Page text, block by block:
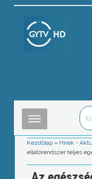
Kezdőlap » Hírek -
ellátórendszer teljes